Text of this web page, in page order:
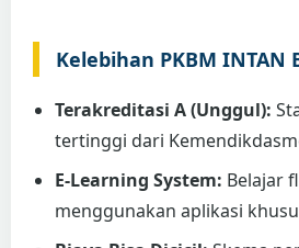
Kelebihan PKBM INTAN
Terakreditasi A (Unggul):
tertinggi dari
E-Learning System: Belajar
menggunakan aplikasi